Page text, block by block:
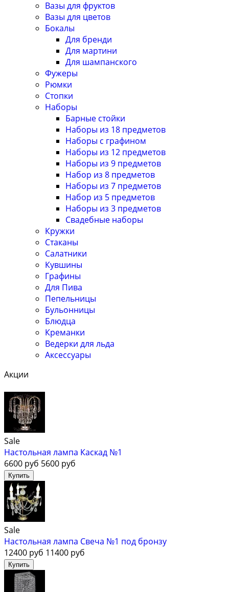
Вазы для фруктов
Вазы для цветов
Бокалы
Для бренди
Для мартини
Для шампанского
Фужеры
Рюмки
Стопки
Наборы
Барные стойки
Наборы из 18 предметов
Наборы с графином
Наборы из 12 предметов
Наборы из 9 предметов
Набор из 8 предметов
Наборы из 7 предметов
Набор из 5 предметов
Наборы из 3 предметов
Свадебные наборы
Кружки
Стаканы
Салатники
Кувшины
Графины
Для Пива
Пепельницы
Бульонницы
Блюдца
Креманки
Ведерки для льда
Аксессуары
Акции
Sale
Настольная лампа Каскад №1
6600 руб 5600 руб
Sale
Настольная лампа Свеча №1 под бронзу
12400 руб 11400 руб